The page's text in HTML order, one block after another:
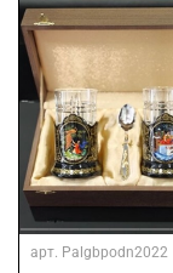
арт. Palgbpodn2022